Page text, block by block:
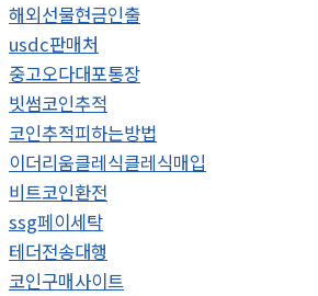
해외선물현금인출
usdc판매처
중고오다대포통장
빗썸코인추적
코인추적피하는방법
이더리움클레식클레식매입
비트코인환전
ssg페이세탁
테더전송대행
코인구매사이트